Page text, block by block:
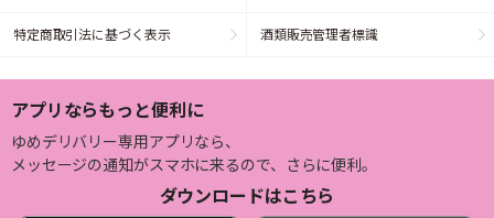
特定商取引法に基づく表示 酒類販売管理者標識
アプリならもっと便利に
ゆめデリバリー専用アプリなら、
メッセージの通知がスマホに来るので、さらに便利。
ダウンロードはこちら